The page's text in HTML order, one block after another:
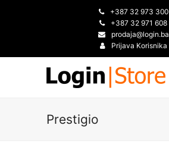
+387 32 973 300
+387 32 971 608
prodaja@login.ba
Prijava Korisnika
Prestigio